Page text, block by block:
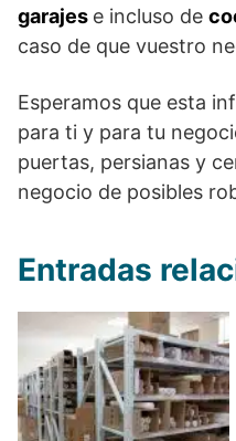
garajes e incluso de
caso de que vuestro
Esperamos que esta
para ti y para tu
puertas, persianas y
negocio de posibles
Entradas